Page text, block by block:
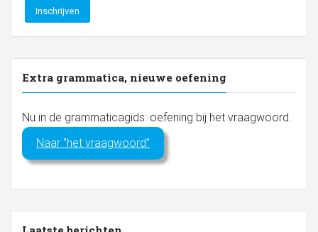
Extra grammatica, nieuwe oefening
Nu in de grammaticagids: oefening bij het vraagwoord.
Naar "het vraagwoord"